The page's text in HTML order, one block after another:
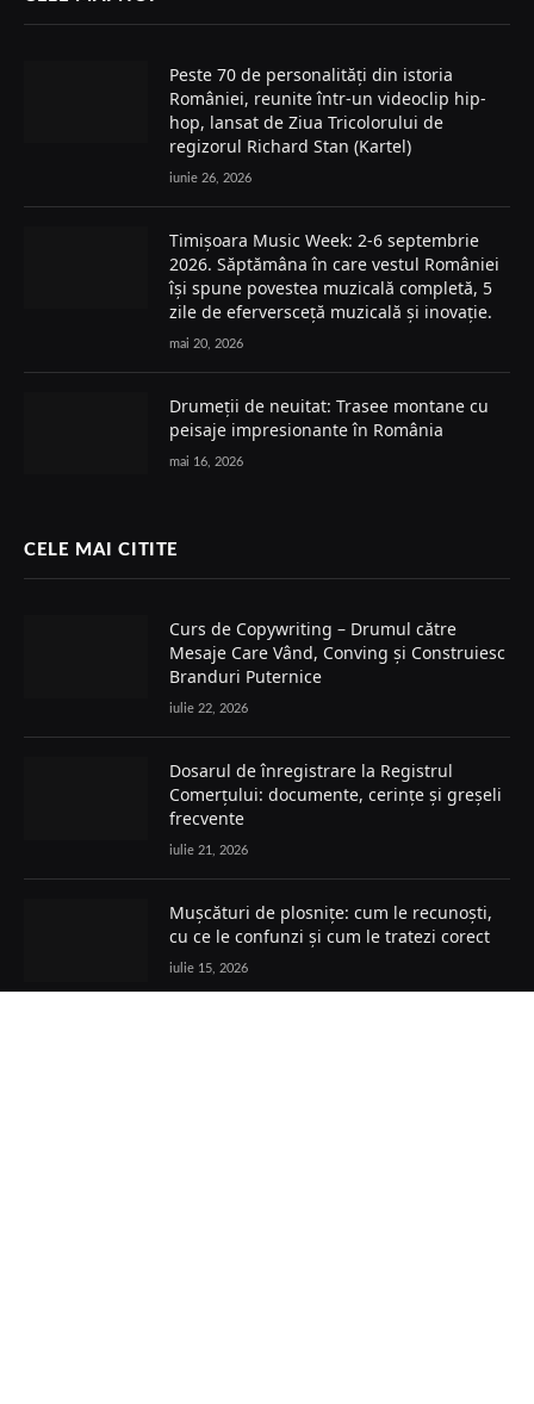
Peste 70 de personalități din istoria
României, reunite într-un videoclip hip-
hop, lansat de Ziua Tricolorului de
regizorul Richard Stan (Kartel)
iunie 26, 2026
Timișoara Music Week: 2-6 septembrie
2026. Săptămâna în care vestul României
își spune povestea muzicală completă, 5
zile de eferversceță muzicală și inovație.
mai 20, 2026
Drumeții de neuitat: Trasee montane cu
peisaje impresionante în România
mai 16, 2026
CELE MAI CITITE
Curs de Copywriting – Drumul către
Mesaje Care Vând, Conving și Construiesc
Branduri Puternice
iulie 22, 2026
Dosarul de înregistrare la Registrul
Comerțului: documente, cerințe și greșeli
frecvente
iulie 21, 2026
Mușcături de plosnițe: cum le recunoști,
cu ce le confunzi și cum le tratezi corect
iulie 15, 2026